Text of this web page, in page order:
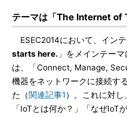
テーマは「The Internet of
ESEC2014において、イン
starts here. 」をメインテー
は、「Connect, Manage,
機器をネットワークに接続す
た（関連記事1）。これに対し
「IoTとは何か？」「なぜIoT